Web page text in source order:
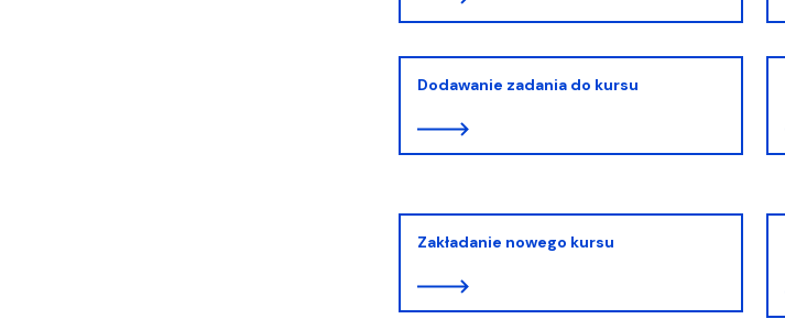
Dodawanie zadania do kursu
Zakładanie nowego kursu